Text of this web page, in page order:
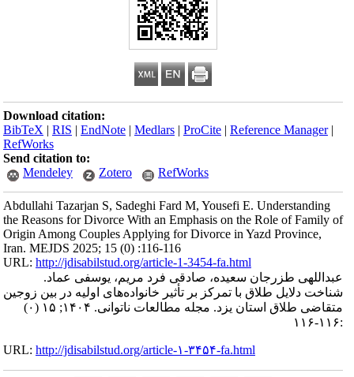
Download citation:
BibTeX |RIS |EndNote |Medlars |ProCite |Reference Manager
RefWorks
Send citation to:
Mendeley
Zotero RefWorks
Abdullahi Tazarjan S, Sadeghi Fard M, Yousefi E. Understanding
the Reasons for Divorce With an Emphasis on the Role of Family of
Origin Among Couples Applying for Divorce in Yazd Province,
Iran. MEJDS 2025; 15 (0) :116-116
URL:http://jdisabilstud.org/article-1-3454-fa.html
عبداللهی طزرجان سعیده، صادقی فرد مریم، یوسفی عماد.
شناخت دلایل طلاق با تمرکز بر تأثیر خانواده‌های اولیه در بین زوجین
متقاضی طلاق استان یزد. مجله مطالعات ناتوانی. ۱۴۰۴; ۱۵
(۰)
URL:http://jdisabilstud.org/article-۱-۳۴۵۴-fa.html